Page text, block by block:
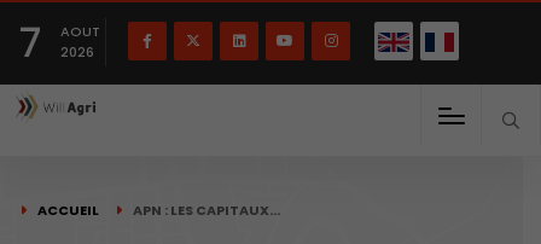
7
AOUT
2026
ACCUEIL APN : LES CAPITAUX…
Français English(English)